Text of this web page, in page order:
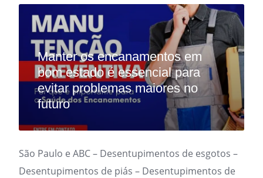
Manter os encanamentos em
bom estado é essencial para
evitar problemas maiores no
futuro
São Paulo e ABC – Desentupimentos de esgotos –
Desentupimentos de piás – Desentupimentos de